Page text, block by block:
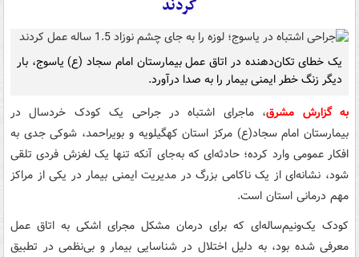
کردند
یک خطای تکان‌دهنده در اتاق عمل بیمارستان امام سجاد (ع) یاسوج، بار
دیگر زنگ خطر ایمنی بیمار را به صدا درآورد.
به گزارش مشرق، ماجرای اشتباه در جراحی یک کودک خردسال در
بیمارستان امام سجاد(ع) مرکز استان کهگیلویه و بویراحمد، شوکی جدی به
افکار عمومی وارد کرده؛ حادثه‌ای که به‌جای آنکه تنها یک لغزش فردی تلقی
شود، نشانه‌ای از یک ناکامی بزرگ در مدیریت ایمنی بیمار در یکی از مراکز
مهم درمانی استان است.
کودک یک‌ونیم‌ساله‌ای که برای درمان مشکل مجرای اشکی به اتاق عمل
معرفی شده بود، به دلیل اختلال در شناسایی بیمار و بی‌نظمی در تطبیق